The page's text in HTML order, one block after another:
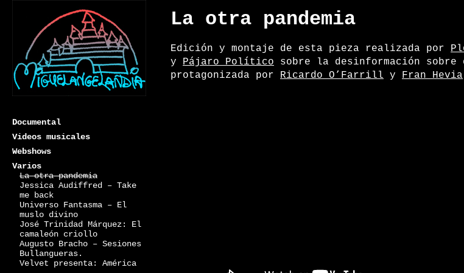
Miguelangelandia
Documental
Videos musicales
Webshows
Varios
La otra pandemia
Jessica Audiffred – Take
me back
Universo Fantasma – El
muslo divino
José Trinidad Márquez: El
camaleón criollo
Augusto Bracho – Sesiones
Bullangueras.
Velvet presenta: América
La otra pandemia
Edición y montaje de esta pieza realizada por
y Pájaro Político sobre la desinformación sobre
protagonizada por Ricardo O’Farrill y Fran Hevia